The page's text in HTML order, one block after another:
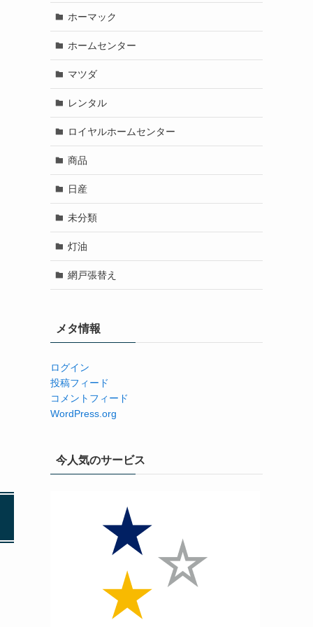
ホーマック
ホームセンター
マツダ
レンタル
ロイヤルホームセンター
商品
日産
未分類
灯油
網戸張替え
メタ情報
ログイン
投稿フィード
コメントフィード
WordPress.org
今人気のサービス